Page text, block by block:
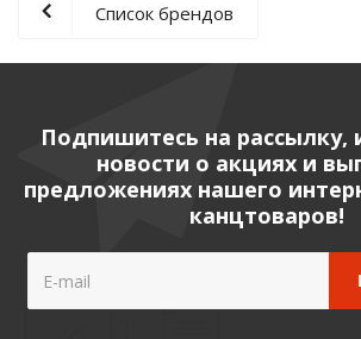
Список брендов
Подпишитесь на рассылку,
новости о акциях и
предложениях нашего
канцтоваров!